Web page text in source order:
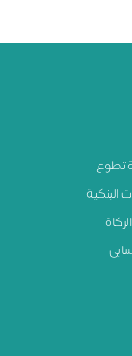
تطوع
البنكية